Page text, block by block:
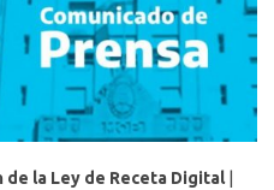
de la Ley de Receta Digital|